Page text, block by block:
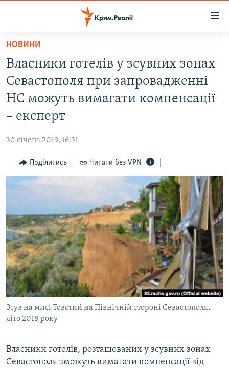
Перейти
основного
матеріалу
Перейти
до
основної
Перейти
пошуку
ВІДЕО ТА ФОТО
ІНТЕРВ'Ю
ВСЕ ЗА ДЕНЬ
СПЕЦПРОЕКТИ
ДЕПОРТАЦІЯ
ВІДЕОУРОКИ «ELIFBE»
СВІДЧЕННЯ ОКУПАЦІЇ
УКРАЇНСЬКА ПРОБЛЕМА КРИМУ
ІНФОГРАФІКА
ЯК ОБІЙТИ БЛОКУВАННЯ
Русский
Qırımtatar
ДОЛУЧАЙСЯ!
НОВИНИ
Власники готелів у зсувних зонах
Севастополя при запровадженні
НС можуть вимагати компенсації
– експерт
30 січень 2019, 16:31
Поділитись Читати без VPN
Зсув на мисі Товстий на Північній стороні Севастополя,
літо 2018 року
Власники готелів, розташованих у зсувних зонах
Севастополя зможуть вимагати компенсації від